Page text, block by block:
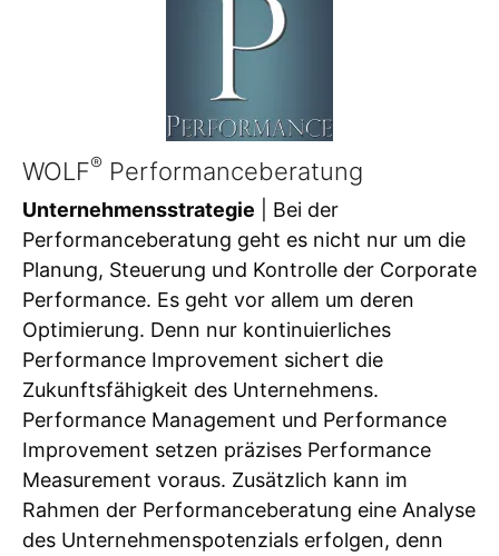
WOLF® Performanceberatung
Unternehmensstrategie | Bei der
Performanceberatung geht es nicht nur um die
Planung, Steuerung und Kontrolle der Corporate
Performance. Es geht vor allem um deren
Optimierung. Denn nur kontinuierliches
Performance Improvement sichert die
Zukunftsfähigkeit des Unternehmens.
Performance Management und Performance
Improvement setzen präzises Performance
Measurement voraus. Zusätzlich kann im
Rahmen der Performanceberatung eine Analyse
des Unternehmenspotenzials erfolgen, denn